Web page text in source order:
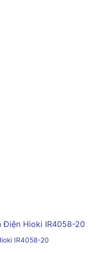
IR4058-20